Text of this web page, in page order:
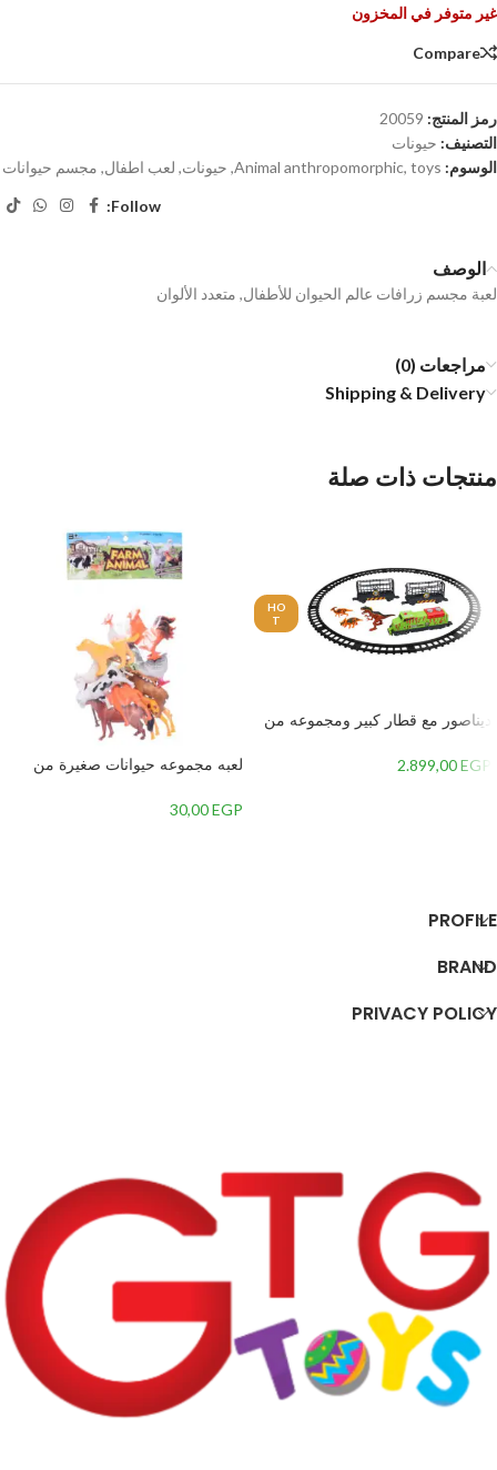
غير متوفر في المخزون
Compare
رمز المنتج: 20059
التصنيف: حيونات
الوسوم:
Animal anthropomorphic, toys
, حيونات, لعب اطفال, مجسم حيوانات
Follow:
الوصف
لعبة مجسم زرافات عالم الحيوان للأطفال, متعدد الألوان
مراجعات (0)
Shipping & Delivery
منتجات ذات صلة
HO
T
ديناصور مع قطار كبير ومجموعه من
الازرار جميع المفصلات متحركه وبه
2.899,00EGP
لعبه مجموعه حيوانات صغيرة من
متعدده30,00EGP
PROFILE
BRAND
PRIVACY POLICY